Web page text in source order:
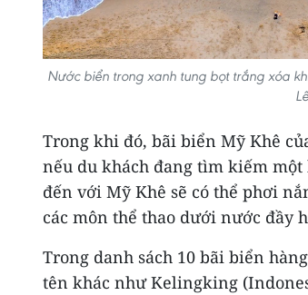
Nước biển trong xanh tung bọt trắng xóa
Trong khi đó, bãi biển Mỹ Khê
nếu du khách đang tìm kiếm
đến với Mỹ Khê sẽ có thể phơi
các môn thể thao dưới nước đầy
Trong danh sách 10 bãi biển
tên khác như Kelingking